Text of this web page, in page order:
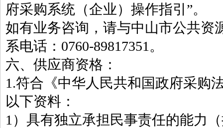
府采购系统（企业）操作指引”。
如有业务咨询，请与中山市公共资
系电话：0760-89817351。
六、供应商资格：
1.符合《中华人民共和国政府采购
以下资料：
1）具有独立承担民事责任的能力